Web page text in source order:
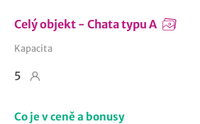
Celý objekt - Chata typu A
Kapacita
5
Co je v ceně a bonusy